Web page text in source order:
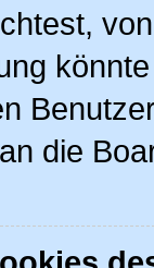
die